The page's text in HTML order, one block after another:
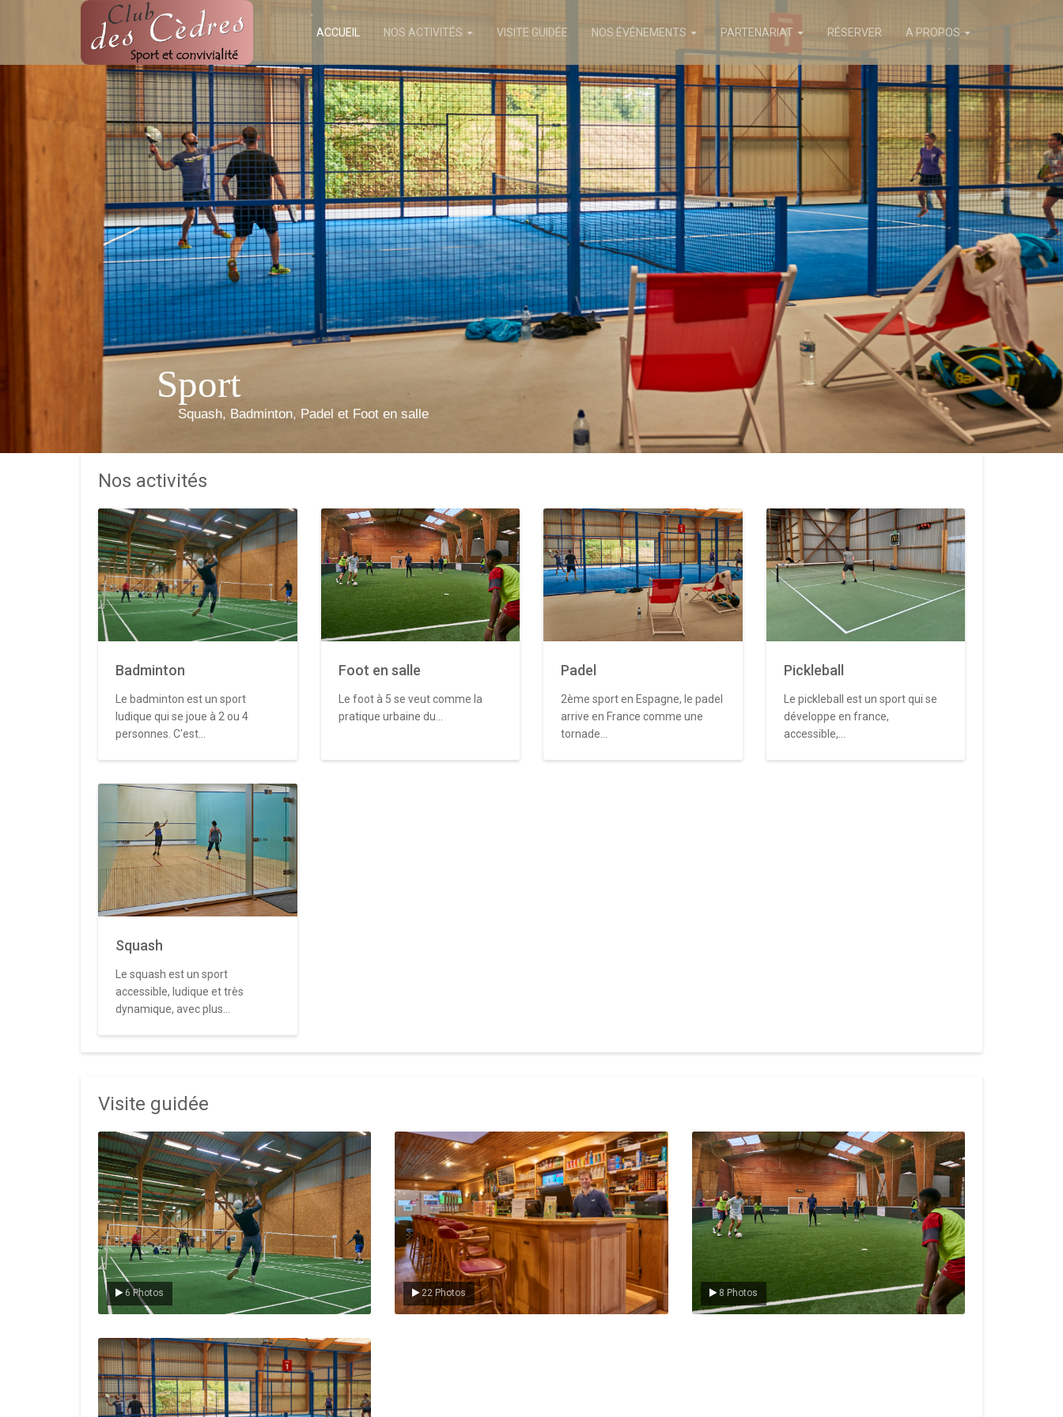
ACCUEIL NOS ACTIVITÉS VISITE GUIDÉE NOS ÉVÉNEMENTS PARTENARIAT RÉSERVER A PROPOS
Sport
Squash, Badminton, Padel et Foot en salle
Nos activités
Badminton
Le badminton est un sport
ludique qui se joue à 2 ou 4
personnes. C'est...
Foot en salle
Le foot à 5 se veut comme la
pratique urbaine du...
Padel
2ème sport en Espagne, le padel
arrive en France comme une
tornade...
Pickleball
Le pickleball est un sport qui se
développe en france,
accessible,...
Squash
Le squash est un sport
accessible, ludique et très
dynamique, avec plus...
Visite guidée
6 Photos
Le badminton
22 Photos
Le Club
8 Photos
Le foot en salle
Le padel